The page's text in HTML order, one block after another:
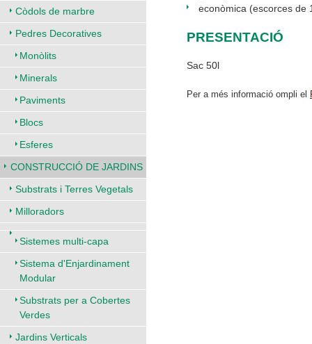
econòmica (escorces de
PRESENTACIÓ
Sac 50l
Per a més informació ompli el
Còdols de marbre
Pedres Decoratives
Monòlits
Minerals
Paviments
Blocs
Esferes
CONSTRUCCIÓ DE JARDINS
Substrats i Terres Vegetals
Milloradors
Sistemes multi-capa
Sistema d'Enjardinament
Modular
Substrats per a Cobertes
Verdes
Jardins Verticals